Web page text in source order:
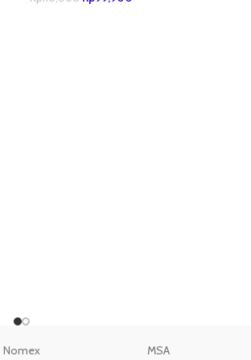
Nomex MSA